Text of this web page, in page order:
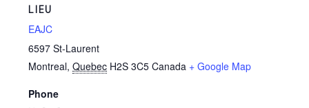
LIEU
EAJC
6597 St-Laurent
Montreal, Quebec H2S 3C5 Canada + Google Map
Phone